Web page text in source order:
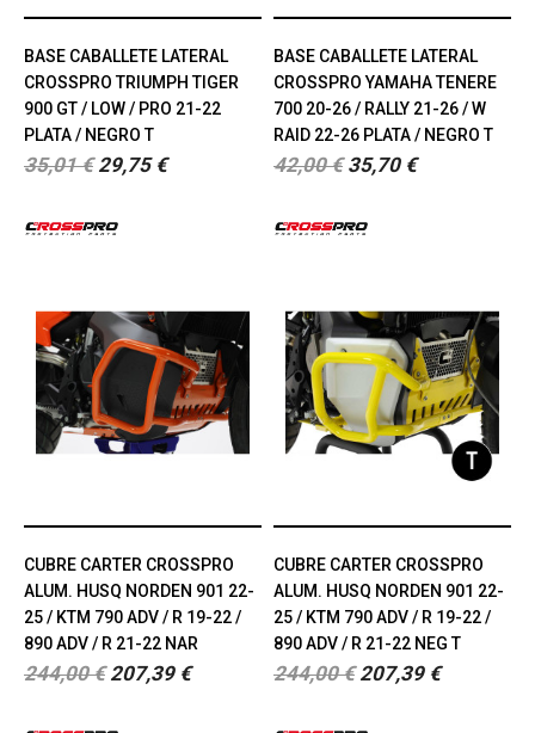
BASE CABALLETE LATERAL
CROSSPRO TRIUMPH TIGER
900 GT / LOW / PRO 21-22
PLATA / NEGRO T
35,01 € 29,75 €
BASE CABALLETE LATERAL
CROSSPRO YAMAHA TENERE
700 20-26 / RALLY 21-26 / W
RAID 22-26 PLATA / NEGRO T
42,00 € 35,70 €
CUBRE CARTER CROSSPRO
ALUM. HUSQ NORDEN 901 22-
25 / KTM 790 ADV / R 19-22 /
890 ADV / R 21-22 NAR
244,00 € 207,39 €
CUBRE CARTER CROSSPRO
ALUM. HUSQ NORDEN 901 22-
25 / KTM 790 ADV / R 19-22 /
890 ADV / R 21-22 NEG T
244,00 € 207,39 €